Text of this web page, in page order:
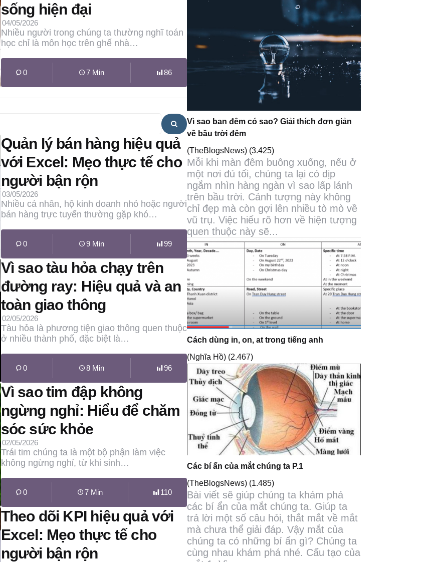
sống hiện đại
04/05/2026
Nhiều người trong chúng ta thường nghĩ toán
học chỉ là môn học trên ghế nhà…
0 7 Min 86
Search
Quản lý bán hàng hiệu quả
với Excel: Mẹo thực tế cho
người bận rộn
03/05/2026
Nhiều cá nhân, hộ kinh doanh nhỏ hoặc người
bán hàng trực tuyến thường gặp khó…
0 9 Min 99
Vì sao tàu hỏa chạy trên
đường ray: Hiệu quả và an
toàn giao thông
02/05/2026
Tàu hỏa là phương tiện giao thông quen thuộc
ở nhiều thành phố, đặc biệt là…
0 8 Min 96
Vì sao tim đập không
ngừng nghỉ: Hiểu để chăm
sóc sức khỏe
02/05/2026
Trái tim chúng ta là một bộ phận làm việc
không ngừng nghỉ, từ khi sinh…
0 7 Min 110
Theo dõi KPI hiệu quả với
Excel: Mẹo thực tế cho
người bận rộn
Vì sao ban đêm có sao? Giải thích đơn giản
về bầu trời đêm
(TheBlogsNews) (3.425)
Mỗi khi màn đêm buông xuống, nếu ở
một nơi đủ tối, chúng ta lại có dịp
ngắm nhìn hàng ngàn vì sao lấp lánh
trên bầu trời. Cảnh tượng này không
chỉ đẹp mà còn gợi lên nhiều tò mò về
vũ trụ. Việc hiểu rõ hơn về hiện tượng
quen thuộc này sẽ...
Cách dùng in, on, at trong tiếng anh
(Nghĩa Hồ) (2.467)
Các bí ẩn của mắt chúng ta P.1
(TheBlogsNews) (1.485)
Bài viết sẽ giúp chúng ta khám phá
các bí ẩn của mắt chúng ta. Giúp ta
trả lời một số câu hỏi, thắt mắt về mắt
mà chưa thể giải đáp. Vậy mắt của
chúng ta có những bí ẩn gì? Chúng ta
cùng nhau khám phá nhé. Cấu tạo của